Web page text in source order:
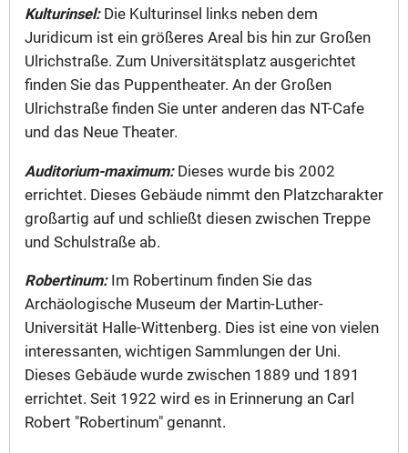
Kulturinsel: Die Kulturinsel links neben dem
Juridicum ist ein größeres Areal bis hin zur Großen
Ulrichstraße. Zum Universitätsplatz ausgerichtet
finden Sie das Puppentheater. An der Großen
Ulrichstraße finden Sie unter anderen das NT-Cafe
und das Neue Theater.
Auditorium-maximum:Dieses wurde bis 2002
errichtet. Dieses Gebäude nimmt den Platzcharakter
großartig auf und schließt diesen zwischen Treppe
und Schulstraße ab.
Robertinum:Im Robertinum finden Sie das
Archäologische Museum der Martin-Luther-
Universität Halle-Wittenberg. Dies ist eine von vielen
interessanten, wichtigen Sammlungen der Uni.
Dieses Gebäude wurde zwischen 1889 und 1891
errichtet. Seit 1922 wird es in Erinnerung an Carl
Robert "Robertinum" genannt.